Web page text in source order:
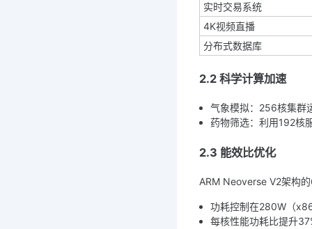
实时交易系统
4K视频直播
分布式数据库
2.2 科学计算加速
气象模拟：256核集群
药物筛选：利用192核
2.3 能效比优化
ARM Neoverse V2架构
功耗控制在280W（
每核性能功耗比提升